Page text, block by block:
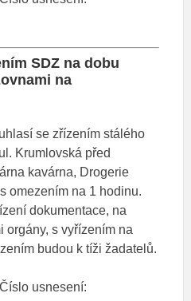
SDZ na dobu
na
se zřízením stálého
Krumlovská před
kavárna, Drogerie
omezením na 1 hodinu.
dokumentace, na
orgány, s vyřízením na
budou k tíži žadatelů.
usnesení: